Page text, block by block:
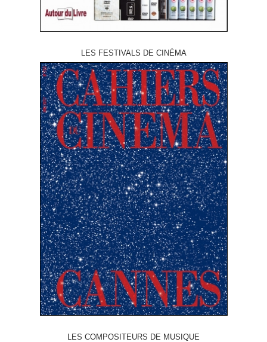
LES FESTIVALS DE CINÉMA
LES COMPOSITEURS DE MUSIQUE